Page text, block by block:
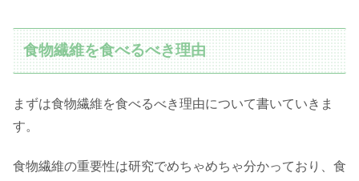
食物繊維を食べるべき理由
まずは食物繊維を食べるべき理由について書いていきま
す。
食物繊維の重要性は研究でめちゃめちゃ分かっており、食